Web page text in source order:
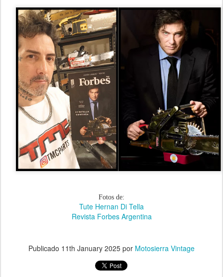
Fotos de:
Tute Hernan Di Tella
Revista Forbes Argentina
Publicado 11th January 2025 por Motosierra Vintage